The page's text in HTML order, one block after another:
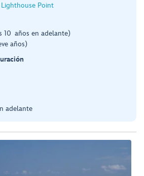
Point
10 años en adelante)
años)
adelante